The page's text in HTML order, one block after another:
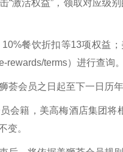
“激活权益”，领取对应级
餐饮折扣等13项权益
rewards/terms）进行查
荟会员之日起至下一日历
会籍，美高梅酒店集团
变。